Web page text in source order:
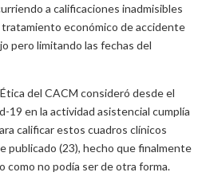
a calificaciones inadmisibles
económico de accidente
pero limitando las fechas del
del CACM consideró desde el
19 en la actividad asistencial cumplía
calificar estos cuadros clínicos
publicado (23), hecho que finalmente
como no podía ser de otra forma.